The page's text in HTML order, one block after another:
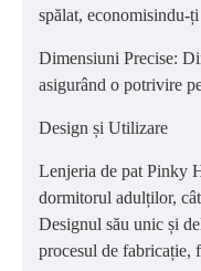
spălat, economisindu-
Dimensiuni Precise:
asigurând o potrivire
Design și Utilizare
Lenjeria de pat Pinky
dormitorul adulților,
Designul său unic și
procesul de fabricație,